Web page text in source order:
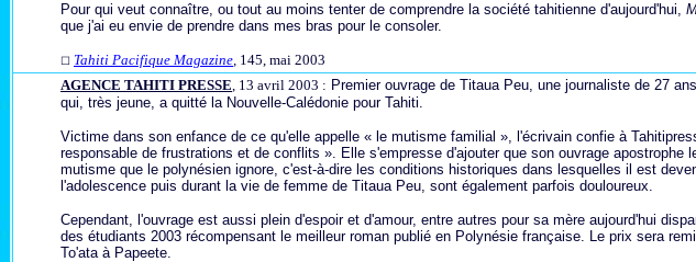
Pour qui veut connaître, ou tout au moins tenter de comprendre la société tahitienne d'aujourd'hui,
que j'ai eu envie de prendre dans mes bras pour le consoler.
☐ Tahiti Pacifique Magazine, 145, mai 2003
AGENCE TAHITI PRESSE, 13 avril 2003 : Premier ouvrage de Titaua Peu, une journaliste de 27
qui, très jeune, a quitté la Nouvelle-Calédonie pour Tahiti.
Victime dans son enfance de ce qu'elle appelle « le mutisme familial », l'écrivain confie à
responsable de frustrations et de conflits ». Elle s'empresse d'ajouter que son ouvrage
mutisme que le polynésien ignore, c'est-à-dire les conditions historiques dans lesquelles il est
l'adolescence puis durant la vie de femme de Titaua Peu, sont également parfois douloureux.
Cependant, l'ouvrage est aussi plein d'espoir et d'amour, entre autres pour sa mère aujourd'hui
des étudiants 2003 récompensant le meilleur roman publié en Polynésie française. Le prix sera
To'ata à Papeete.